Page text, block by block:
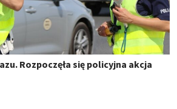
Rozpoczęła się policyjna akcja